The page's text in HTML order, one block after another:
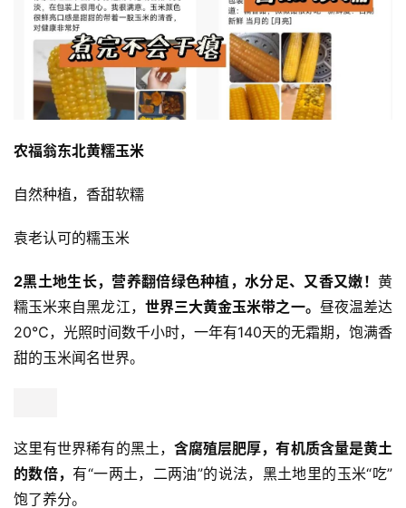
农福翁东北黄糯玉米
自然种植，香甜软糯
袁老认可的糯玉米
2黑土地生长，营养翻倍绿色种植，水分足、又香又嫩！黄
糯玉米来自黑龙江， 世界三大黄金玉米带之一。 昼夜温差达
20℃，光照时间数千小时，一年有140天的无霜期，饱满香
甜的玉米闻名世界。